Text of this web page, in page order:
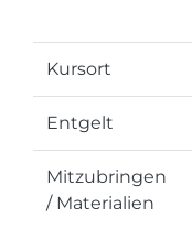
Kursort
Entgelt
Mitzubringen
/ Materialien